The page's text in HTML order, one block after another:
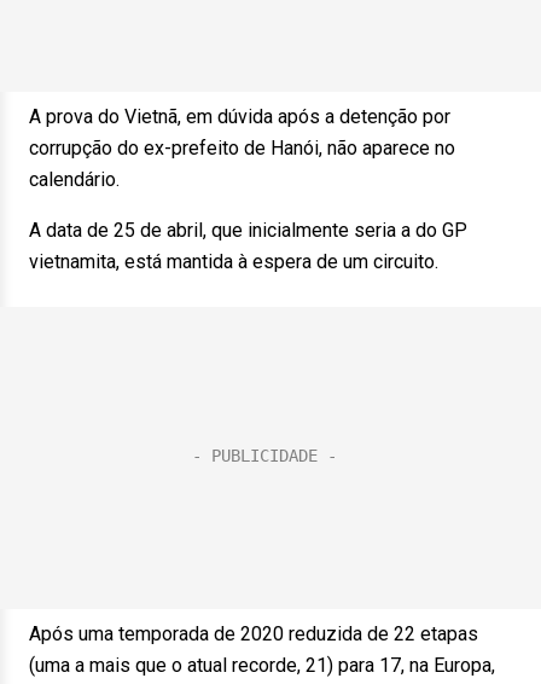
A prova do Vietnã, em dúvida após a detenção por
corrupção do ex-prefeito de Hanói, não aparece no
calendário.
A data de 25 de abril, que inicialmente seria a do GP
vietnamita, está mantida à espera de um circuito.
Após uma temporada de 2020 reduzida de 22 etapas
(uma a mais que o atual recorde, 21) para 17, na Europa,